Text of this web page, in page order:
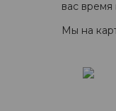
вас
Мы на